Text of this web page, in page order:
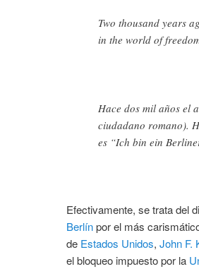
Two thousand years
in the world of
Hace dos mil años el
ciudadano romano).
es “Ich bin ein
Efectivamente, se trata del
Berlínpor el más
de Estados Unidos, John F.
el bloqueo impuesto por la